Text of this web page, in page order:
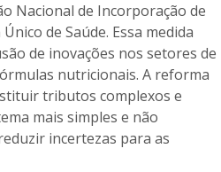
Nacional de Incorporação de
de Saúde. Essa medida
de inovações nos setores de
nutricionais. A reforma
tributos complexos e
mais simples e não
incertezas para as